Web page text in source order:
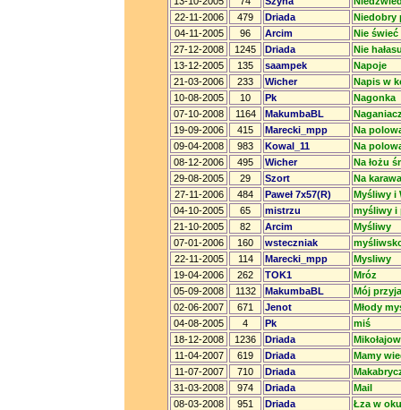
22-11-2006
479 Driada
Niedobry
04-11-2005
96 Arcim
Nie świeć
27-12-2008
1245 Driada
Nie
13-12-2005
135 saampek
Napoje
21-03-2006
233 Wicher
Napis w
10-08-2005
10 Pk
Nagonka
07-10-2008
1164 MakumbaBL
19-09-2006
415 Marecki_mpp
Na
09-04-2008
983 Kowal_11
Na
08-12-2006
495 Wicher
Na łożu
29-08-2005
29 Szort
Na
27-11-2006
484 Paweł 7x57(R)
Myśliwy i
04-10-2005
65 mistrzu
myśliwy i
21-10-2005
82 Arcim
Myśliwy
07-01-2006
160 wsteczniak
22-11-2005
114 Marecki_mpp
Mysliwy
19-04-2006
262 TOK1
Mróz
05-09-2008
1132 MakumbaBL
Mój
02-06-2007
671 Jenot
Młody
04-08-2005
4 Pk
miś
18-12-2008
1236 Driada
11-04-2007
619 Driada
Mamy
11-07-2007
710 Driada
31-03-2008
974 Driada
Mail
08-03-2008
951 Driada
Łza w